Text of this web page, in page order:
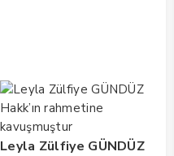
Leyla Zülfiye GÜNDÜZ